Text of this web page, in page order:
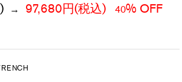
→ 97,680円(税込) 40% OFF